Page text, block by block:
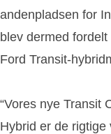
andenpladsen for
blev dermed
Ford Transit-
“Vores nye Transit
Hybrid er de